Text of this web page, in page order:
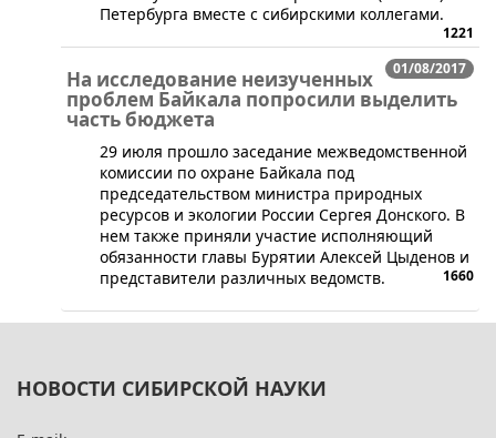
Петербурга вместе с сибирскими коллегами.
1221
01/08/2017
На исследование неизученных
проблем Байкала попросили выделить
часть бюджета
​29 июля прошло заседание межведомственной
комиссии по охране Байкала под
председательством министра природных
ресурсов и экологии России Сергея Донского. В
нем также приняли участие исполняющий
обязанности главы Бурятии Алексей Цыденов и
представители различных ведомств.
1660
НОВОСТИ СИБИРСКОЙ НАУКИ